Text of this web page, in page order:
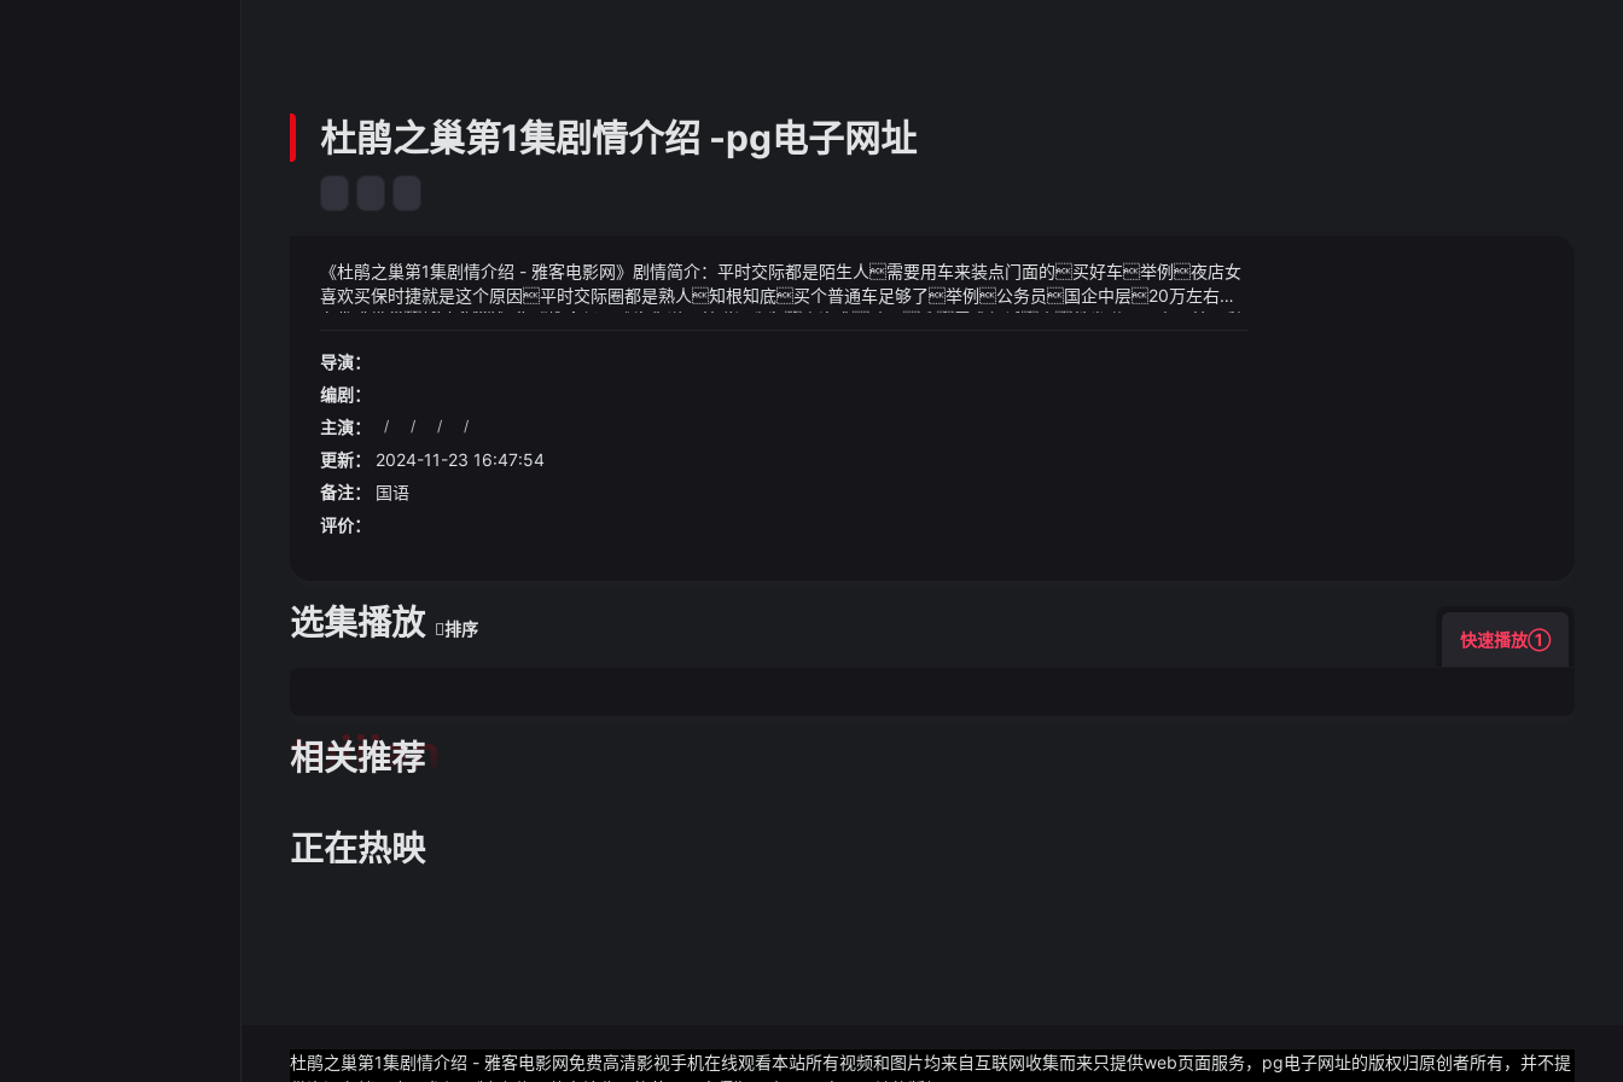
杜鹃之巢第1集剧情介绍 -pg电子网址
《杜鹃之巢第1集剧情介绍 - 雅客电影网》剧情简介：平时交际都是陌生人需要用车来装点门面的买好车举例夜店女
喜欢买保时捷就是这个原因平时交际圈都是熟人知根知底买个普通车足够了举例公务员国企中层20万左右的
车完全够用杜鹃之巢第1集剧情介绍 - 雅客电影网楚度见方源停下高空再不飞走心中顿时大喜首发2024-05-21 15:4
《杜鹃之巢第1集剧情介绍 - 雅客电影网》视频说明：时间紧急方源咬了咬牙决定冒险一试原来张予曦不是中了基因彩
一段逝去的爱情那些女星甘愿赌上自己的名声和前途选择生下孩子究竟是母性使然还是有利可图呢
一身龙血溅了方源一脸而且在2008年时撒贝宁就已经与涂经纬和平分手了
导演：
编剧：
主演：
/ / / /
更新：
2024-11-23 16:47:54
备注：
国语
评价：
选集播放 排序
快速播放①
相关推荐
tuijian
正在热映
杜鹃之巢第1集剧情介绍 - 雅客电影网免费高清影视手机在线观看本站所有视频和图片均来自互联网收集而来只提供web页面服务，pg电子网址的版权归原创者所有，并不提